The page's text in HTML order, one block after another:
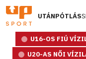
UTÁNPÓTLÁS
U16-OS FIÚ
U20-AS NŐI